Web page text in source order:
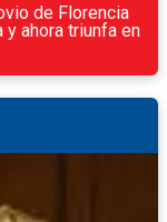
de Florencia
y ahora triunfa en